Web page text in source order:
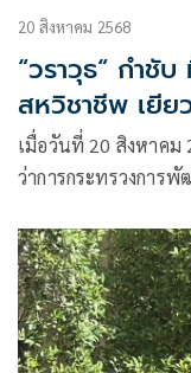
20 สิงหาคม 2568
“วราวุธ“ กำชั
สหวิชาชีพ เยีย
เหยียบหลัง กร
เมื่อวันที่ 20 สิงหาคม
ว่าการกระทรวงการ